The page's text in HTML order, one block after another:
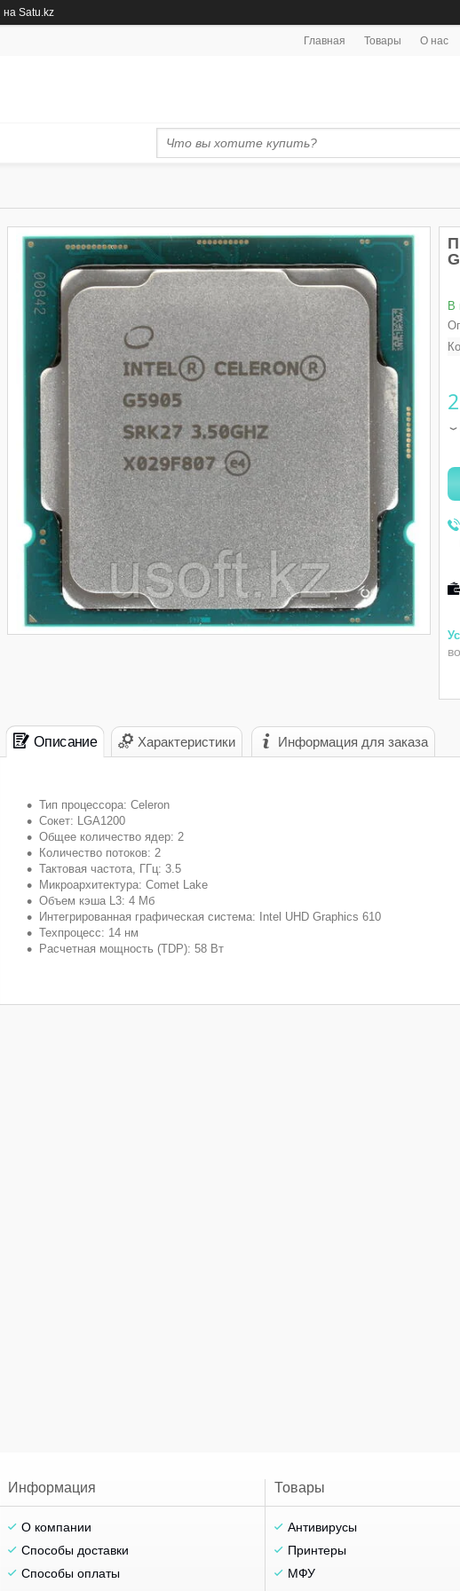
на Satu.kz
Главная Товары О нас
В
Описание Характеристики Информация для заказа
Тип процессора: Celeron
Сокет: LGA1200
Общее количество ядер: 2
Количество потоков: 2
Тактовая частота, ГГц: 3.5
Микроархитектура: Comet Lake
Объем кэша L3: 4 Мб
Интегрированная графическая система: Intel UHD Graphics 610
Техпроцесс: 14 нм
Расчетная мощность (TDP): 58 Вт
Информация
О компании
Способы доставки
Способы оплаты
Товары
Антивирусы
Принтеры
МФУ